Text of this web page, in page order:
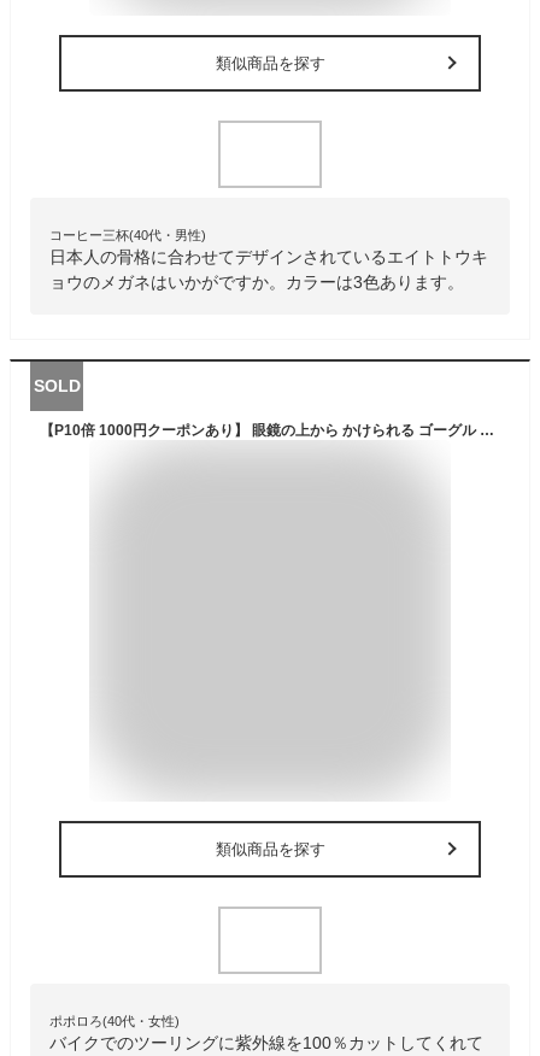
類似商品を探す
コーヒー三杯(40代・男性)
日本人の骨格に合わせてデザインされているエイトトウキ
ョウのメガネはいかがですか。カラーは3色あります。
SOLD
【P10倍 1000円クーポンあり】 眼鏡の上から かけられる ゴーグル スモーク クリア アンバー イエロー UVカット ボブスター ナイトホーク Bobster BHAWK01 Night Hawk バイク 防風 スポーツ サバゲー ツーリング 誕生日 父の日 梅雨
類似商品を探す
ポポロろ(40代・女性)
バイクでのツーリングに紫外線を100％カットしてくれて